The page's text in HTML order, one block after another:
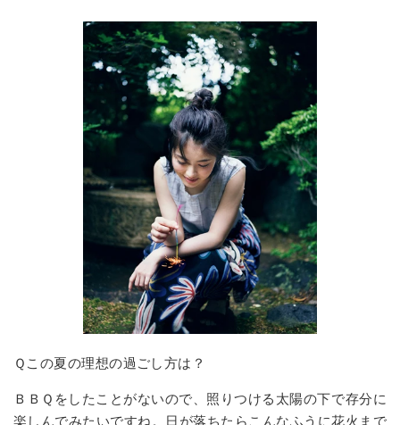
Ｑこの夏の理想の過ごし方は？
ＢＢＱをしたことがないので、照りつける太陽の下で存分に
楽しんでみたいですね。日が落ちたらこんなふうに花火まで